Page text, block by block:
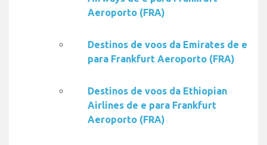
Aeroporto (FRA)
Destinos de voos da Emirates de e
para Frankfurt Aeroporto (FRA)
Destinos de voos da Ethiopian
Airlines de e para Frankfurt
Aeroporto (FRA)